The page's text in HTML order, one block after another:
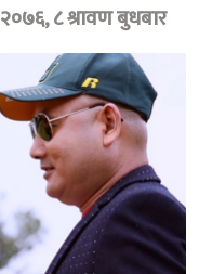
८ श्रावण बुधबार